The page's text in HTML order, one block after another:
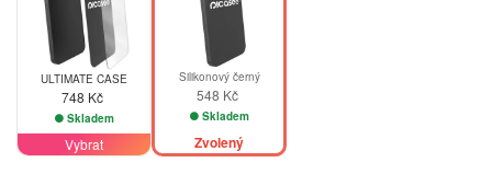
ULTIMATE CASE
748 Kč
Skladem
Vybrat
Silikonový černý
548 Kč
Skladem
Zvolený